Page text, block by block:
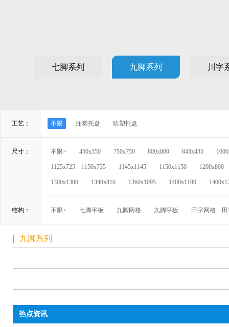
七脚系列 九脚系列 川字
工艺： 不限 注塑托盘 吹塑托盘
尺寸： 不限> 450x350 750x750 800x800 843x435
1125x725 1150x735 1145x1145 1150x1150 1200x800
1300x1300 1340x810 1360x1095 1400x1100
结构： 不限> 七脚平板 九脚网格 九脚平板 田字网格
九脚系列
热点资讯